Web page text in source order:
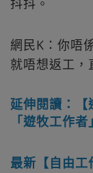
抖抖。
網民K：你唔
就唔想返工，
延伸閱讀：
「遊牧工作
最新【自由